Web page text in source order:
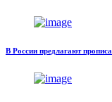
В России предлагают